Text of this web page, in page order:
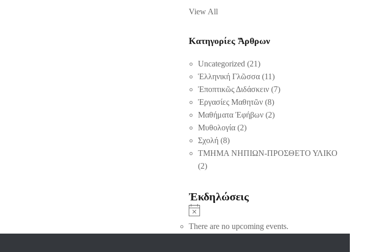
View All
Κατηγορίες Ἄρθρων
Uncategorized (21)
Ἑλληνική Γλῶσσα (11)
Ἐποπτικῶς Διδάσκειν (7)
Ἐργασίες Μαθητῶν (8)
Μαθήματα Ἐφήβων (2)
Μυθολογία (2)
Σχολή (8)
ΤΜΗΜΑ ΝΗΠΙΩΝ-ΠΡΟΣΘΕΤΟ ΥΛΙΚΟ
(2)
Ἐκδηλώσεις
There are no upcoming events.